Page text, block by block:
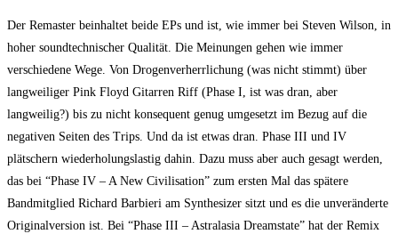
Der Remaster beinhaltet beide EPs und ist, wie immer bei Steven Wilson, in
hoher soundtechnischer Qualität. Die Meinungen gehen wie immer
verschiedene Wege. Von Drogenverherrlichung (was nicht stimmt) über
langweiliger Pink Floyd Gitarren Riff (Phase I, ist was dran, aber
langweilig?) bis zu nicht konsequent genug umgesetzt im Bezug auf die
negativen Seiten des Trips. Und da ist etwas dran. Phase III und IV
plätschern wiederholungslastig dahin. Dazu muss aber auch gesagt werden,
das bei “Phase IV – A New Civilisation” zum ersten Mal das spätere
Bandmitglied Richard Barbieri am Synthesizer sitzt und es die unveränderte
Originalversion ist. Bei “Phase III – Astralasia Dreamstate” hat der Remix